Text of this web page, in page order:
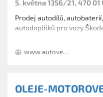
5. května 1356/21, 470 01
Prodej autodílů,
autodoplňků pro vozy
stěrače Heyner,
rukavice, motobaterie,
www.autovespa.cz
OLEJE-